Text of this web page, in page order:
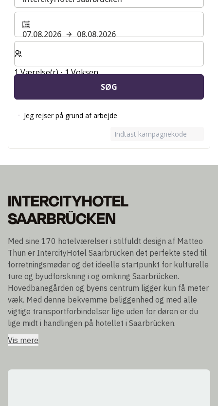
07.08.2026
08.08.2026
Vælg antal værelser og gæster til dit ophold
1 Værelse(r) ⋅ 1 Voksen
SØG
Jeg rejser på grund af arbejde
Indtast kampagnekode
INTERCITYHOTEL
SAARBRÜCKEN
Med sine 170 hotelværelser i stilfuldt design af Matteo
Thun er IntercityHotel Saarbrücken det perfekte sted til
forretningsmøder og det ideelle startpunkt for kulturelle
ture og byudforskning i og omkring Saarbrücken.
Hovedbanegården og byens centrum ligger kun få meter
væk. Med denne bekvemme beliggenhed og med alle
vigtige transportforbindelser lige uden for døren er du
lige midt i handlingen på hotellet i Saarbrücken.
Vis mere